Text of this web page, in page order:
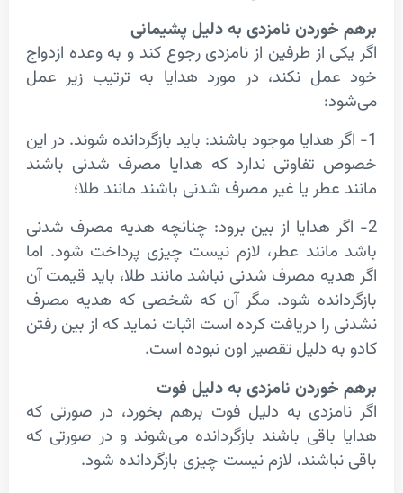
نامزدی به دلیل پشیمانی
از طرفین از نامزدی رجوع کند و به وعده ازدواج
نکند، در مورد هدایا به ترتیب زیر عمل
هدایا موجود باشند: باید بازگردانده شوند. در این
ندارد که هدایا مصرف شدنی باشند
یا غیر مصرف شدنی باشند مانند طلا؛
هدایا از بین برود: چنانچه هدیه مصرف شدنی
عطر، لازم نیست چیزی پرداخت شود. اما
مصرف شدنی نباشد مانند طلا، باید قیمت آن
شود. مگر آن که شخصی که هدیه مصرف
دریافت کرده است اثبات نماید که از بین رفتن
دلیل تقصیر اون نبوده است.
نامزدی به دلیل فوت
به دلیل فوت برهم بخورد، در صورتی که
باشند بازگردانده می‌شوند و در صورتی که
لازم نیست چیزی بازگردانده شود.